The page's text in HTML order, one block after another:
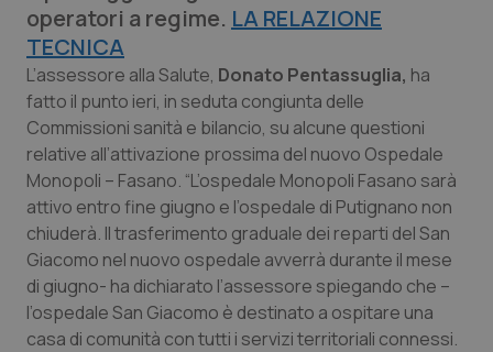
Basilicata
Calabria
Campania
Emilia-Romagna
Friuli Venezia Giulia
Lazio
Artrite & artrosi
Asma & BPCO
Car-T
Colesterolo & coronaropatie
Dermatite Atopica
Diabete & glucometri
QS Club Newsletter
operatori a regime. LA RELAZIONE
TECNICA
L’assessore alla Salute, Donato Pentassuglia, ha
fatto il punto ieri, in seduta congiunta delle
Commissioni sanità e bilancio, su alcune questioni
relative all’attivazione prossima del nuovo Ospedale
Monopoli – Fasano. “L’ospedale Monopoli Fasano sarà
attivo entro fine giugno e l’ospedale di Putignano non
chiuderà. Il trasferimento graduale dei reparti del San
Giacomo nel nuovo ospedale avverrà durante il mese
di giugno- ha dichiarato l’assessore spiegando che –
l’ospedale San Giacomo è destinato a ospitare una
casa di comunità con tutti i servizi territoriali connessi.